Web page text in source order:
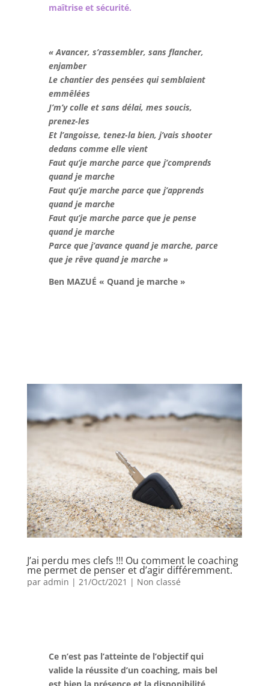
maîtrise et sécurité.
« Avancer, s’rassembler, sans flancher,
enjamber
Le chantier des pensées qui semblaient
emmêlées
J’m’y colle et sans délai, mes soucis,
prenez-les
Et l’angoisse, tenez-la bien, j’vais shooter
dedans comme elle vient
Faut qu’je marche parce que j’comprends
quand je marche
Faut qu’je marche parce que j’apprends
quand je marche
Faut qu’je marche parce que je pense
quand je marche
Parce que j’avance quand je marche, parce
que je rêve quand je marche »
Ben MAZUÉ « Quand je marche »
J’ai perdu mes clefs !!! Ou comment le coaching
me permet de penser et d’agir différemment.
par admin | 21/Oct/2021 | Non classé
Ce n’est pas l’atteinte de l’objectif qui
valide la réussite d’un coaching, mais bel